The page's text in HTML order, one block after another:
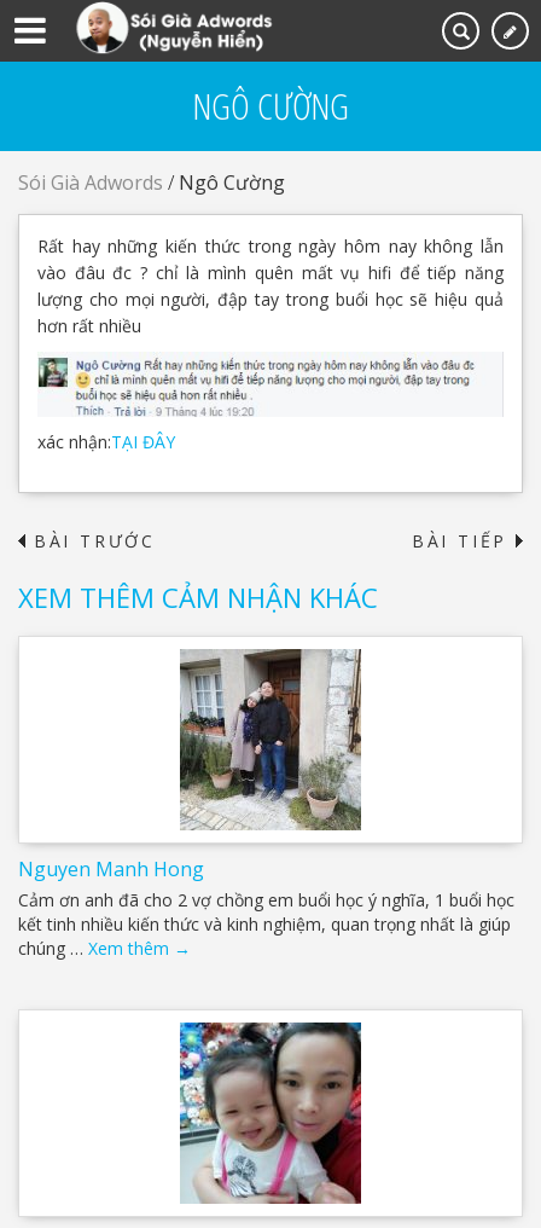
NGÔ CƯỜNG
Sói Già Adwords / Ngô Cường
Rất hay những kiến thức trong ngày hôm nay không lẫn
vào đâu đc? chỉ là mình quên mất vụ hifi để tiếp năng
lượng cho mọi người, đập tay trong buổi học sẽ hiệu quả
hơn rất nhiều
xác nhận:TẠI ĐÂY
BÀI TRƯỚC BÀI TIẾP →
XEM THÊM CẢM NHẬN KHÁC
Nguyen Manh Hong
Cảm ơn anh đã cho 2 vợ chồng em buổi học ý nghĩa, 1 buổi học
kết tinh nhiều kiến thức và kinh nghiệm, quan trọng nhất là giúp
chúng … Xem thêm →